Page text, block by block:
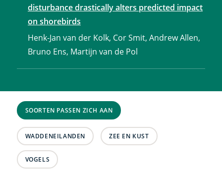
disturbance drastically alters predicted impact
on shorebirds
Henk-Jan van der Kolk, Cor Smit, Andrew Allen,
Bruno Ens, Martijn van de Pol
SOORTEN PASSEN ZICH AAN
WADDENEILANDEN ZEE EN KUST
VOGELS